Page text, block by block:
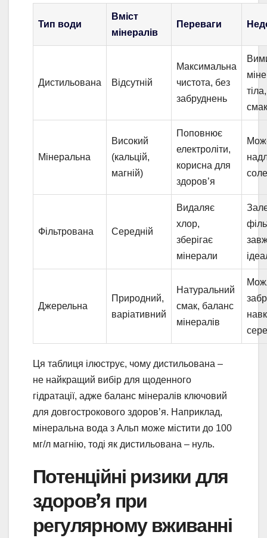
Тип води
Вміст
мінералів
Переваги
Дистильована Відсутній
Максимальна
чистота, без
забруднень
смак
Мінеральна
Високий
(кальцій,
магній)
Поповнює
електроліти,
корисна для
здоров’я
Фільтрована Середній
Видаляє
хлор,
зберігає
мінерали
Джерельна
Природний,
варіативний
Натуральний
смак, баланс
мінералів
Ця таблиця ілюструє, чому дистильована –
не найкращий вибір для щоденного
гідратації, адже баланс мінералів ключовий
для довгострокового здоров’я. Наприклад,
мінеральна вода з Альп може містити до 100
мг/л магнію, тоді як дистильована – нуль.
Потенційні ризики для
здоров’я при
регулярному вживанні